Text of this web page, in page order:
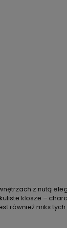
z nutą
klosze –
również miks